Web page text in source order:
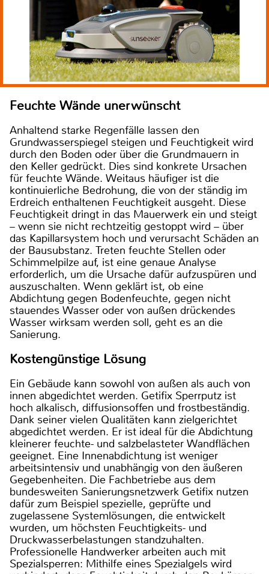
Feuchte Wände unerwünscht
Anhaltend starke Regenfälle lassen den
Grundwasserspiegel steigen und Feuchtigkeit wird
durch den Boden oder über die Grundmauern in
den Keller gedrückt. Dies sind konkrete Ursachen
für feuchte Wände. Weitaus häufiger ist die
kontinuierliche Bedrohung, die von der ständig im
Erdreich enthaltenen Feuchtigkeit ausgeht. Diese
Feuchtigkeit dringt in das Mauerwerk ein und steigt
– wenn sie nicht rechtzeitig gestoppt wird – über
das Kapillarsystem hoch und verursacht Schäden an
der Bausubstanz. Treten feuchte Stellen oder
Schimmelpilze auf, ist eine genaue Analyse
erforderlich, um die Ursache dafür aufzuspüren und
auszuschalten. Wenn geklärt ist, ob eine
Abdichtung gegen Bodenfeuchte, gegen nicht
stauendes Wasser oder von außen drückendes
Wasser wirksam werden soll, geht es an die
Sanierung.
Kostengünstige Lösung
Ein Gebäude kann sowohl von außen als auch von
innen abgedichtet werden. Getifix Sperrputz ist
hoch alkalisch, diffusionsoffen und frostbeständig.
Dank seiner vielen Qualitäten kann zielgerichtet
abgedichtet werden. Er ist ideal für die Abdichtung
kleinerer feuchte- und salzbelasteter Wandflächen
geeignet. Eine Innenabdichtung ist weniger
arbeitsintensiv und unabhängig von den äußeren
Gegebenheiten. Die Fachbetriebe aus dem
bundesweiten Sanierungsnetzwerk Getifix nutzen
dafür zum Beispiel spezielle, geprüfte und
zugelassene Systemlösungen, die entwickelt
wurden, um höchsten Feuchtigkeits- und
Druckwasserbelastungen standzuhalten.
Professionelle Handwerker arbeiten auch mit
Spezialsperren: Mithilfe eines Spezialgels wird